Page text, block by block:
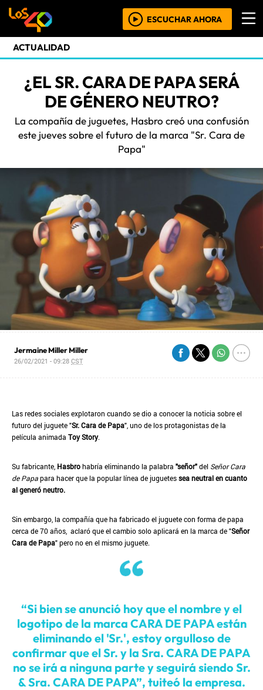
ESCUCHAR AHORA
ACTUALIDAD
¿EL SR. CARA DE PAPA SERÁ
DE GÉNERO NEUTRO?
La compañía de juguetes, Hasbro creó una confusión
este jueves sobre el futuro de la marca "Sr. Cara de
Papa"
Jermaine Miller Miller
26/02/2021 - 09:28CST
Las redes sociales explotaron cuando se dio a conocer la noticia sobre el
futuro del juguete "Sr. Cara de Papa", uno de los protagonistas de la
película animada Toy Story.
Su fabricante, Hasbrohabría eliminando la palabra "señor"del Señor Cara
de Papapara hacer que la popular línea de juguetessea neutral en cuanto
al generó neutro.
Sin embargo, la compañía que ha fabricado el juguete con forma de papa
cerca de 70 años, aclaró que el cambio solo aplicará en la marca de "Señor
Cara de Papa" pero no en el mismo juguete.
“Si bien se anunció hoy que el nombre y el
logotipo de la marca CARA DE PAPA están
eliminando el 'Sr.', estoy orgulloso de
confirmar que el Sr. y la Sra. CARA DE PAPA
no se irá a ninguna parte y seguirá siendo Sr.
& Sra. CARA DE PAPA”, tuiteó la empresa.